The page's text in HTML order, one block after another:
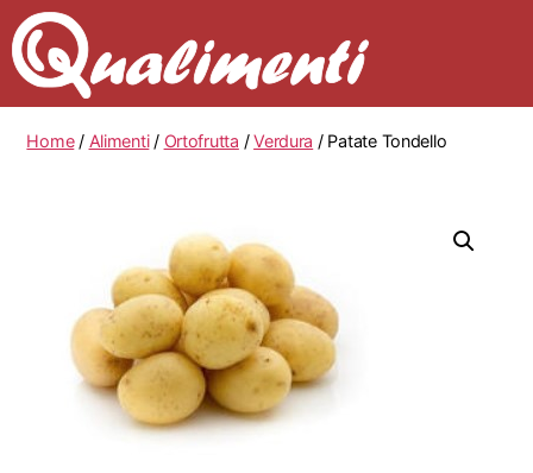
Home/ Alimenti/ Ortofrutta /Verdura / Patate Tondello